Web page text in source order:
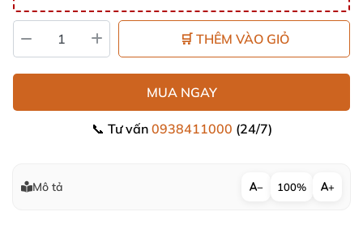
🛒 THÊM VÀO GIỎ
MUA NGAY
📞 Tư vấn 0938411000 (24/7)
Mô tả − 100% +